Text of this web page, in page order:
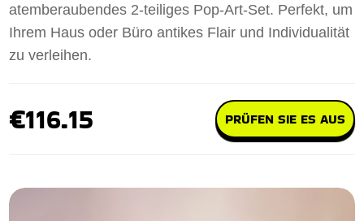
atemberaubendes 2-teiliges Pop-Art-Set. Perfekt, um
Ihrem Haus oder Büro antikes Flair und Individualität
zu verleihen.
€116.15 PRÜFEN SIE ES AUS